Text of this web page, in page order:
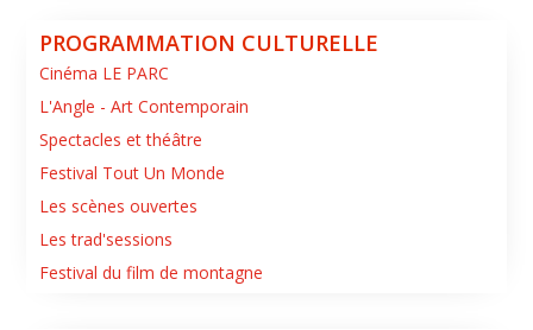
PROGRAMMATION CULTURELLE
Cinéma LE PARC
L'Angle - Art Contemporain
Spectacles et théâtre
Festival Tout Un Monde
Les scènes ouvertes
Les trad'sessions
Festival du film de montagne